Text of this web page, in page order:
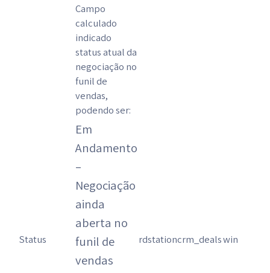
Status
Campo
calculado
indicado
status atual da
negociação no
funil de
vendas,
podendo ser:
Em
Andamento
–
Negociação
ainda
aberta no
funil de
vendas
rdstationcrm_dealswin